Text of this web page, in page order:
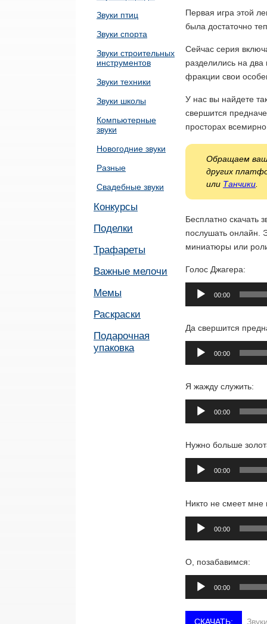
Звуки птиц
Звуки спорта
Звуки строительных
инструментов
Звуки техники
Звуки школы
Компьютерные
звуки
Новогодние звуки
Разные
Свадебные звуки
Конкурсы
Поделки
Трафареты
Важные мелочи
Мемы
Раскраски
Подарочная
упаковка
Первая игра этой
была достаточно
Сейчас серия
разделились на
фракции свои
У нас вы найдете
свершится
просторах
Обращаем
других
или Танчики
Бесплатно скачать
послушать онлайн.
миниатюры или
Голос Джагера:
Аудиоплеер
00:00
Да свершится
Аудиоплеер
00:00
Я жажду служить:
Аудиоплеер
00:00
Нужно больше
Аудиоплеер
00:00
Никто не смеет мне
Аудиоплеер
00:00
О, позабавимся:
Аудиоплеер
00:00